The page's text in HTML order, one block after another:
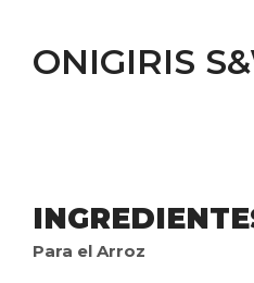
ONIGIRIS
Para el Arroz